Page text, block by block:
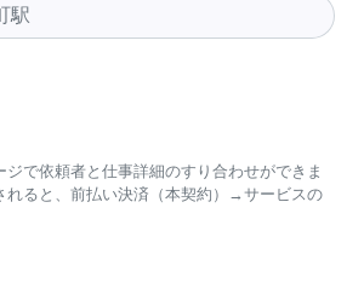
で依頼者と仕事詳細のすり合わせができま
れると、前払い決済（本契約）→サービスの